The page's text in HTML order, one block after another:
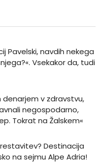
Pavelski, navdih nekega
Vsekakor da, tudi
denarjem v zdravstvu,
negospodarno,
Tokrat na Žalskem«
Destinacija
na sejmu Alpe Adria!